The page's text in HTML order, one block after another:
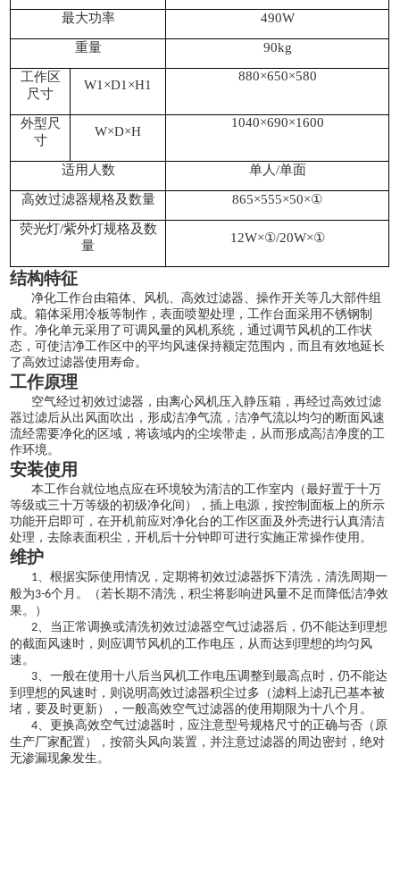
最大功率 490W
重量 90kg
工作区
尺寸
W1×D1×H1
880×650×580
外型尺
寸
W×D×H
1040×690×1600
适用人数 单人/单面
高效过滤器规格及数量 865×555×50×①
荧光灯/紫外灯规格及数
量
12W×①/20W×①
结构特征
净化工作台由箱体、风机、高效过滤器、操作开关等几大部件组
成。箱体采用冷板等制作，表面喷塑处理，工作台面采用不锈钢制
作。净化单元采用了可调风量的风机系统，通过调节风机的工作状
态，可使洁净工作区中的平均风速保持额定范围内，而且有效地延长
了高效过滤器使用寿命。
工作原理
空气经过初效过滤器，由离心风机压入静压箱，再经过高效过滤
器过滤后从出风面吹出，形成洁净气流，洁净气流以均匀的断面风速
流经需要净化的区域，将该域内的尘埃带走，从而形成高洁净度的工
作环境。
安装使用
本工作台就位地点应在环境较为清洁的工作室内（最好置于十万
等级或三十万等级的初级净化间），插上电源，按控制面板上的所示
功能开启即可，在开机前应对净化台的工作区面及外壳进行认真清洁
处理，去除表面积尘，开机后十分钟即可进行实施正常操作使用。
维护
1 、根据实际使用情况，定期将初效过滤器拆下清洗，清洗周期一
般为3-6个月。（若长期不清洗，积尘将影响进风量不足而降低洁净效
果。）
2 、当正常调换或清洗初效过滤器空气过滤器后，仍不能达到理想
的截面风速时，则应调节风机的工作电压，从而达到理想的均匀风
速。
3 、一般在使用十八后当风机工作电压调整到最高点时，仍不能达
到理想的风速时，则说明高效过滤器积尘过多（滤料上滤孔已基本被
堵，要及时更新），一般高效空气过滤器的使用期限为十八个月。
4 、更换高效空气过滤器时，应注意型号规格尺寸的正确与否（原
生产厂家配置），按箭头风向装置，并注意过滤器的周边密封，绝对
无渗漏现象发生。